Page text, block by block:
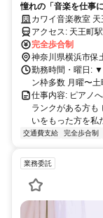
憧れの「音楽を仕事
ながら長く活躍でき
カワイ音楽教室
アクセス: 天
完全歩合制
神奈川県横浜市保
勤務時間・曜日:
ン枠多数 月曜〜土
仕事内容: ピアノ
ランクがある方も
いをもった方を私
交通費支給 完全歩合制
業務委託